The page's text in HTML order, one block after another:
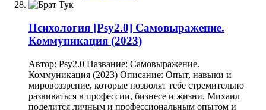
Психология [Psy2.0] Самовыражение.
Коммуникация (2023)
Автор: Psy2.0 Название: Самовыражение.
Коммуникация (2023) Описание: Опыт, навыки и
мировоззрение, которые позволят тебе стремительно
развиваться в профессии, бизнесе и жизни. Михаил
поделится личным и профессиональным опытом и